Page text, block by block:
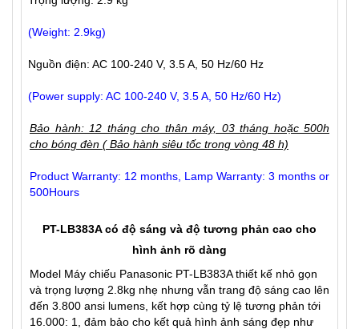
(Weight: 2.9kg)
Nguồn điện: AC 100-240 V, 3.5 A, 50 Hz/60 Hz
(Power supply: AC 100-240 V, 3.5 A, 50 Hz/60 Hz)
Bảo hành: 12 tháng cho thân máy, 03 tháng hoặc 500h
cho bóng đèn ( Bảo hành siêu tốc trong vòng 48 h)
Product Warranty: 12 months, Lamp Warranty: 3 months or
500Hours
PT-LB383A có độ sáng và độ tương phản cao cho
hình ảnh rõ dàng
Model Máy chiếu Panasonic PT-LB383Athiết kế nhỏ gọn
và trọng lượng 2.8kg nhẹ nhưng vẫn trang độ sáng cao lên
đến 3.800 ansi lumens, kết hợp cùng tỷ lệ tương phản tới
16.000: 1, đảm bảo cho kết quả hình ảnh sáng đẹp như